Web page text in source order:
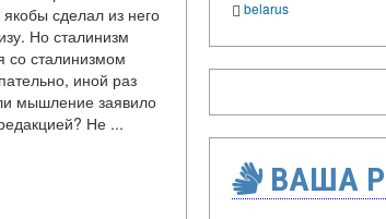
сделал из него
Но сталинизм
со сталинизмом
иной раз
мышление заявило
Не ...
belarus
ВАША